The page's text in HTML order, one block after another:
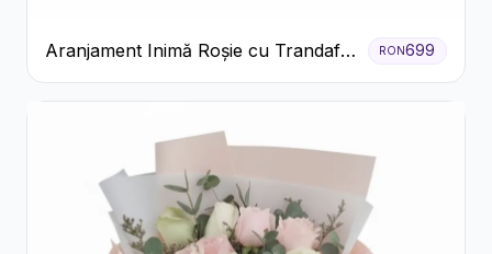
Aranjament Inimă Roșie cu Trandafiri
și Ferrero Rocher Premium
RON699